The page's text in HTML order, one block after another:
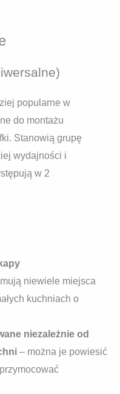
popularne w
do montażu
Stanowią grupę
wydajności i
w 2
niewiele miejsca
kuchniach o
niezależnie od
– można je powiesić